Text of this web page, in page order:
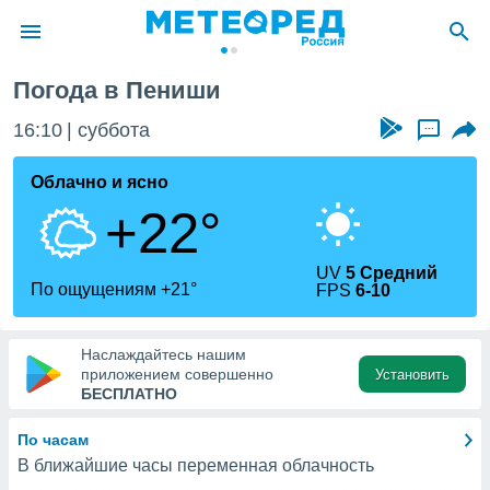
о
Вы можете
к этому
доступ
Погода в Пениши
16:10 суббота ...
Облачно и ясно
+22°
По ощущениям +21°
UV5 Средний
FPS6-10
Наслаждайтесь нашим
приложением совершенно
БЕСПЛАТНО
Установить
По часам
В ближайшие часы переменная облачность